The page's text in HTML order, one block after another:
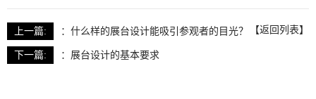
上一篇: ： 什么样的展台设计能吸引参观者的目光？
下一篇: ： 展台设计的基本要求
【返回列表】